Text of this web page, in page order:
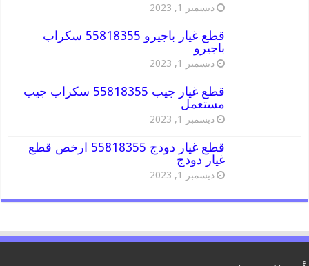
ديسمبر 1, 2023
قطع غيار باجيرو 55818355 سكراب
باجيرو
ديسمبر 1, 2023
قطع غيار جيب 55818355 سكراب جيب
مستعمل
ديسمبر 1, 2023
قطع غيار دودج 55818355 ارخص قطع
غيار دودج
ديسمبر 1, 2023